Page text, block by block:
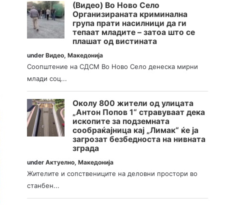
(Видео) Во Ново Село
Организираната криминална
група прати насилници да ги
тепаат младите – затоа што се
плашат од вистината
underВидео,Македонија
Соопштение на СДСМ Во Ново Село денеска мирни
млади соц...
Околу 800 жители од улицата
„Антон Попов 1“ стравуваат дека
ископите за подземната
сообраќајница кај „Лимак“ ќе ја
загрозат безбедноста на нивната
зграда
underАктуелно,Македонија
Жителите и сопствениците на деловни простори во
станбен...